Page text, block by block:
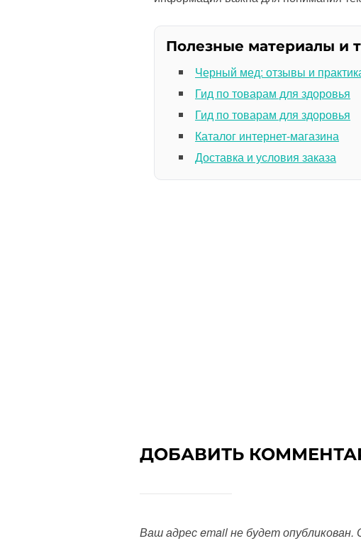
Полезные материалы и
Черный мед: отзывы и
Гид по товарам для здоровья
Гид по товарам для здоровья
Каталог интернет-магазина
Доставка и условия заказа
ДОБАВИТЬ
Ваш адрес email не будет опубликован.